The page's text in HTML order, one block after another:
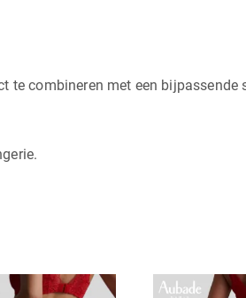
te combineren met een bijpassende
Dit